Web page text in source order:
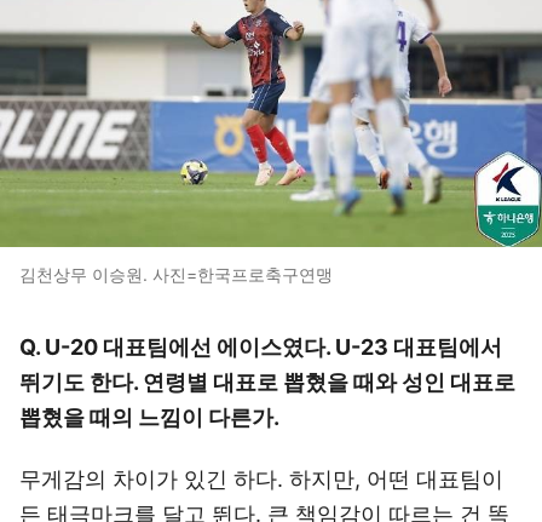
김천상무 이승원. 사진=한국프로축구연맹
Q. U-20 대표팀에선 에이스였다. U-23 대표팀에서
뛰기도 한다. 연령별 대표로 뽑혔을 때와 성인 대표로
뽑혔을 때의 느낌이 다른가.
무게감의 차이가 있긴 하다. 하지만, 어떤 대표팀이
든 태극마크를 달고 뛴다. 큰 책임감이 따르는 건 똑